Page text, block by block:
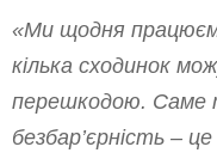
«Ми щодня
кілька сходинок
перешкодою. Саме
безбар’єрність –